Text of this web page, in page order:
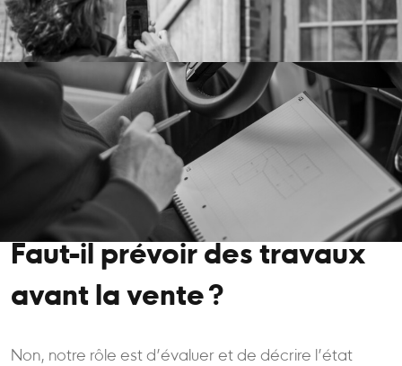
Faut-il prévoir des travaux
avant la vente ?
Non, notre rôle est d’évaluer et de décrire l’état